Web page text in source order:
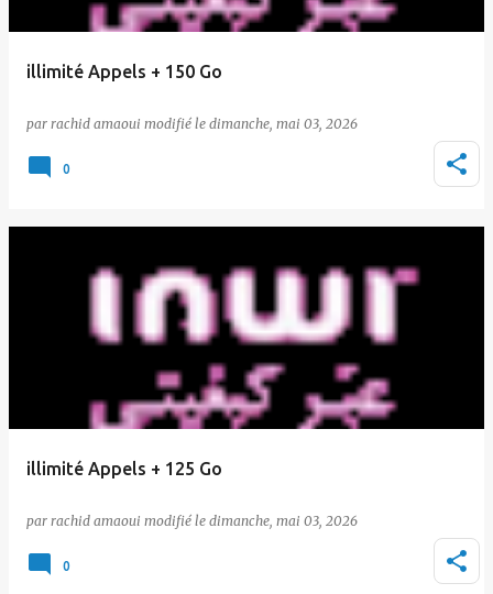
illimité Appels + 150 Go
par rachid amaoui le dimanche, mai 03, 2026
0
illimité Appels + 125 Go
par rachid amaoui le dimanche, mai 03, 2026
0